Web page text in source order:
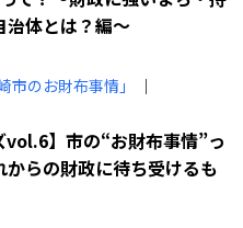
治体とは？編〜
市のお財布事情」
｜
vol.6】市の“お財布事情”っ
からの財政に待ち受けるも